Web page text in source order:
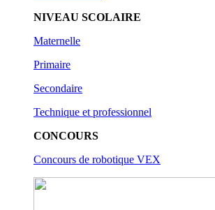
NIVEAU SCOLAIRE
Maternelle
Primaire
Secondaire
Technique et professionnel
CONCOURS
Concours de robotique VEX